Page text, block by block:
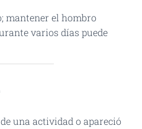
mantener el hombro
varios días puede
una actividad o apareció